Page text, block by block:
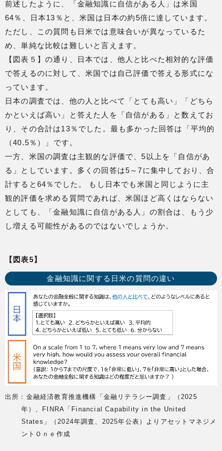
前述したように、「金融知識に自信がある人」は米国
64％、日本13％と、米国は日本の約5倍に達しています。
ただし、この質問も日米では意味合いが異なっているた
め、単純な比較は難しいと言えます。
【図表５】の通り、日本では、他人と比べた相対的な評価
で答えるのに対して、米国では自己評価で答える形式にな
っています。
日本の調査では、他の人と比べて「とても高い」「どちら
かといえば高い」と答えた人を「自信がある」と数えてお
り、その合計は13％でした。最も多かった回答は「平均的
（40.5％）」です。
一方、米国の調査は主観的な評価で、5以上を「自信があ
る」としています。多くの回答は5～7に集中しており、合
計すると64％でした。 もし日本でも米国と同じように主
観的評価を求める質問であれば、米国ほど高くはならない
としても、「金融知識に自信がある人」の割合は、もう少
し増える可能性があるのではないでしょうか。
【図表5】
金融知識に関する日米の質問の違い
出所：金融経済教育推進機構「金融リテラシー調査」（2025
年）、FINRA「Financial Capability in the United
States」（2024年調査、2025年公表）よりアセットマネジメ
ントＯｎｅ作成